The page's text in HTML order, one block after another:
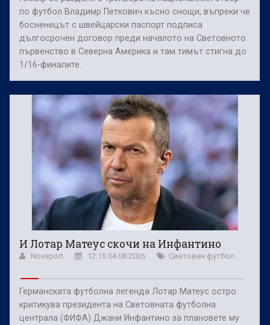
по футбол Владимр Петкович късно снощи, въпреки че
босненецът с швейцарски паспорт подписа
дългосрочен договор преди началото на Световното
първенство в Северна Америка и там тимът стигна до
1/16-финалите.
И Лотар Матеус скочи на Инфантино
Novsport 12:15 04.08.2026 Световен футбол
Германската футболна легенда Лотар Матеус остро
критикува президента на Световната футболна
централа (ФИФА) Джани Инфантино за плановете му